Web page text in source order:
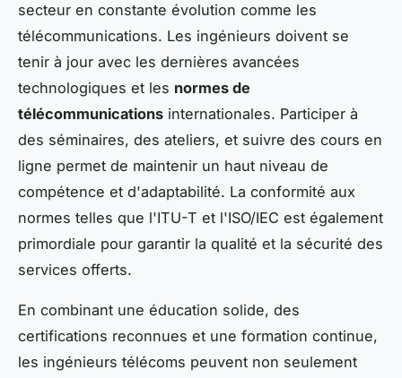
secteur en constante évolution comme les
télécommunications. Les ingénieurs doivent se
tenir à jour avec les dernières avancées
technologiques et les normes de
télécommunications internationales. Participer à
des séminaires, des ateliers, et suivre des cours en
ligne permet de maintenir un haut niveau de
compétence et d'adaptabilité. La conformité aux
normes telles que l'ITU-T et l'ISO/IEC est également
primordiale pour garantir la qualité et la sécurité des
services offerts.
En combinant une éducation solide, des
certifications reconnues et une formation continue,
les ingénieurs télécoms peuvent non seulement